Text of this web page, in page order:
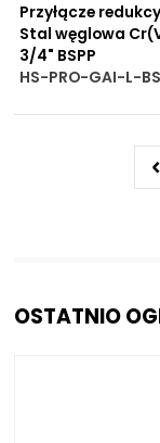
Przyłącze
Stal węglowa
3/4" BSPP
HS-PRO-GAI-L-
OSTATNIO